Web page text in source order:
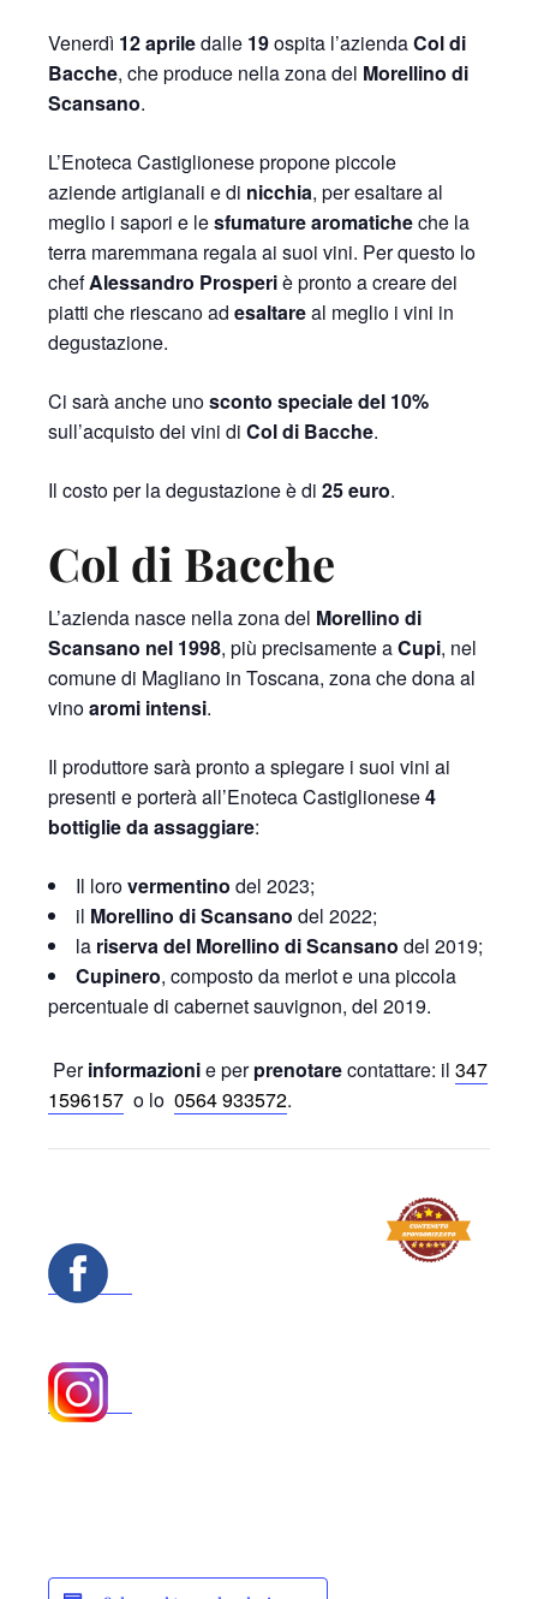
Venerdì 12 apriledalle 19ospita l’aziendaCol di
Bacche, che produce nella zona del Morellino di
Scansano.
L’Enoteca Castiglionese propone piccole
aziende artigianali e di nicchia, per esaltare al
meglio i sapori e lesfumature aromaticheche la
terra maremmana regala ai suoi vini. Per questo lo
chefAlessandro Prosperiè pronto a creare dei
piatti che riescano ad esaltareal meglio i vini in
degustazione.
Ci sarà anche unosconto speciale del 10%
sull’acquisto dei vini di Col di Bacche.
Il costo per la degustazione è di 25 euro.
Col di Bacche
L’azienda nasce nella zona del Morellino di
Scansano nel 1998, più precisamente aCupi, nel
comune di Magliano in Toscana, zona che dona al
vinoaromi intensi.
Il produttore sarà pronto a spiegare i suoi vini ai
presenti e porterà all’Enoteca Castiglionese4
bottiglie da assaggiare:
Il lorovermentino del 2023;
il Morellino di Scansano del 2022;
la riserva del Morellino di Scansano del 2019;
Cupinero, composto da merlot e una piccola
percentuale di cabernet sauvignon, del 2019.
Perinformazionie perprenotarecontattare: il 347
1596157 o lo 0564 933572.